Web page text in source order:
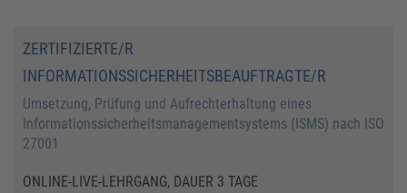
ZERTIFIZIERTE/R
INFORMATIONSSICHERHEITSBEAUFTRAGTE/R
Umsetzung, Prüfung und Aufrechterhaltung eines
Informationssicherheitsmanagementsystems (ISMS) nach ISO
27001
ONLINE-LIVE-LEHRGANG, DAUER 3 TAGE